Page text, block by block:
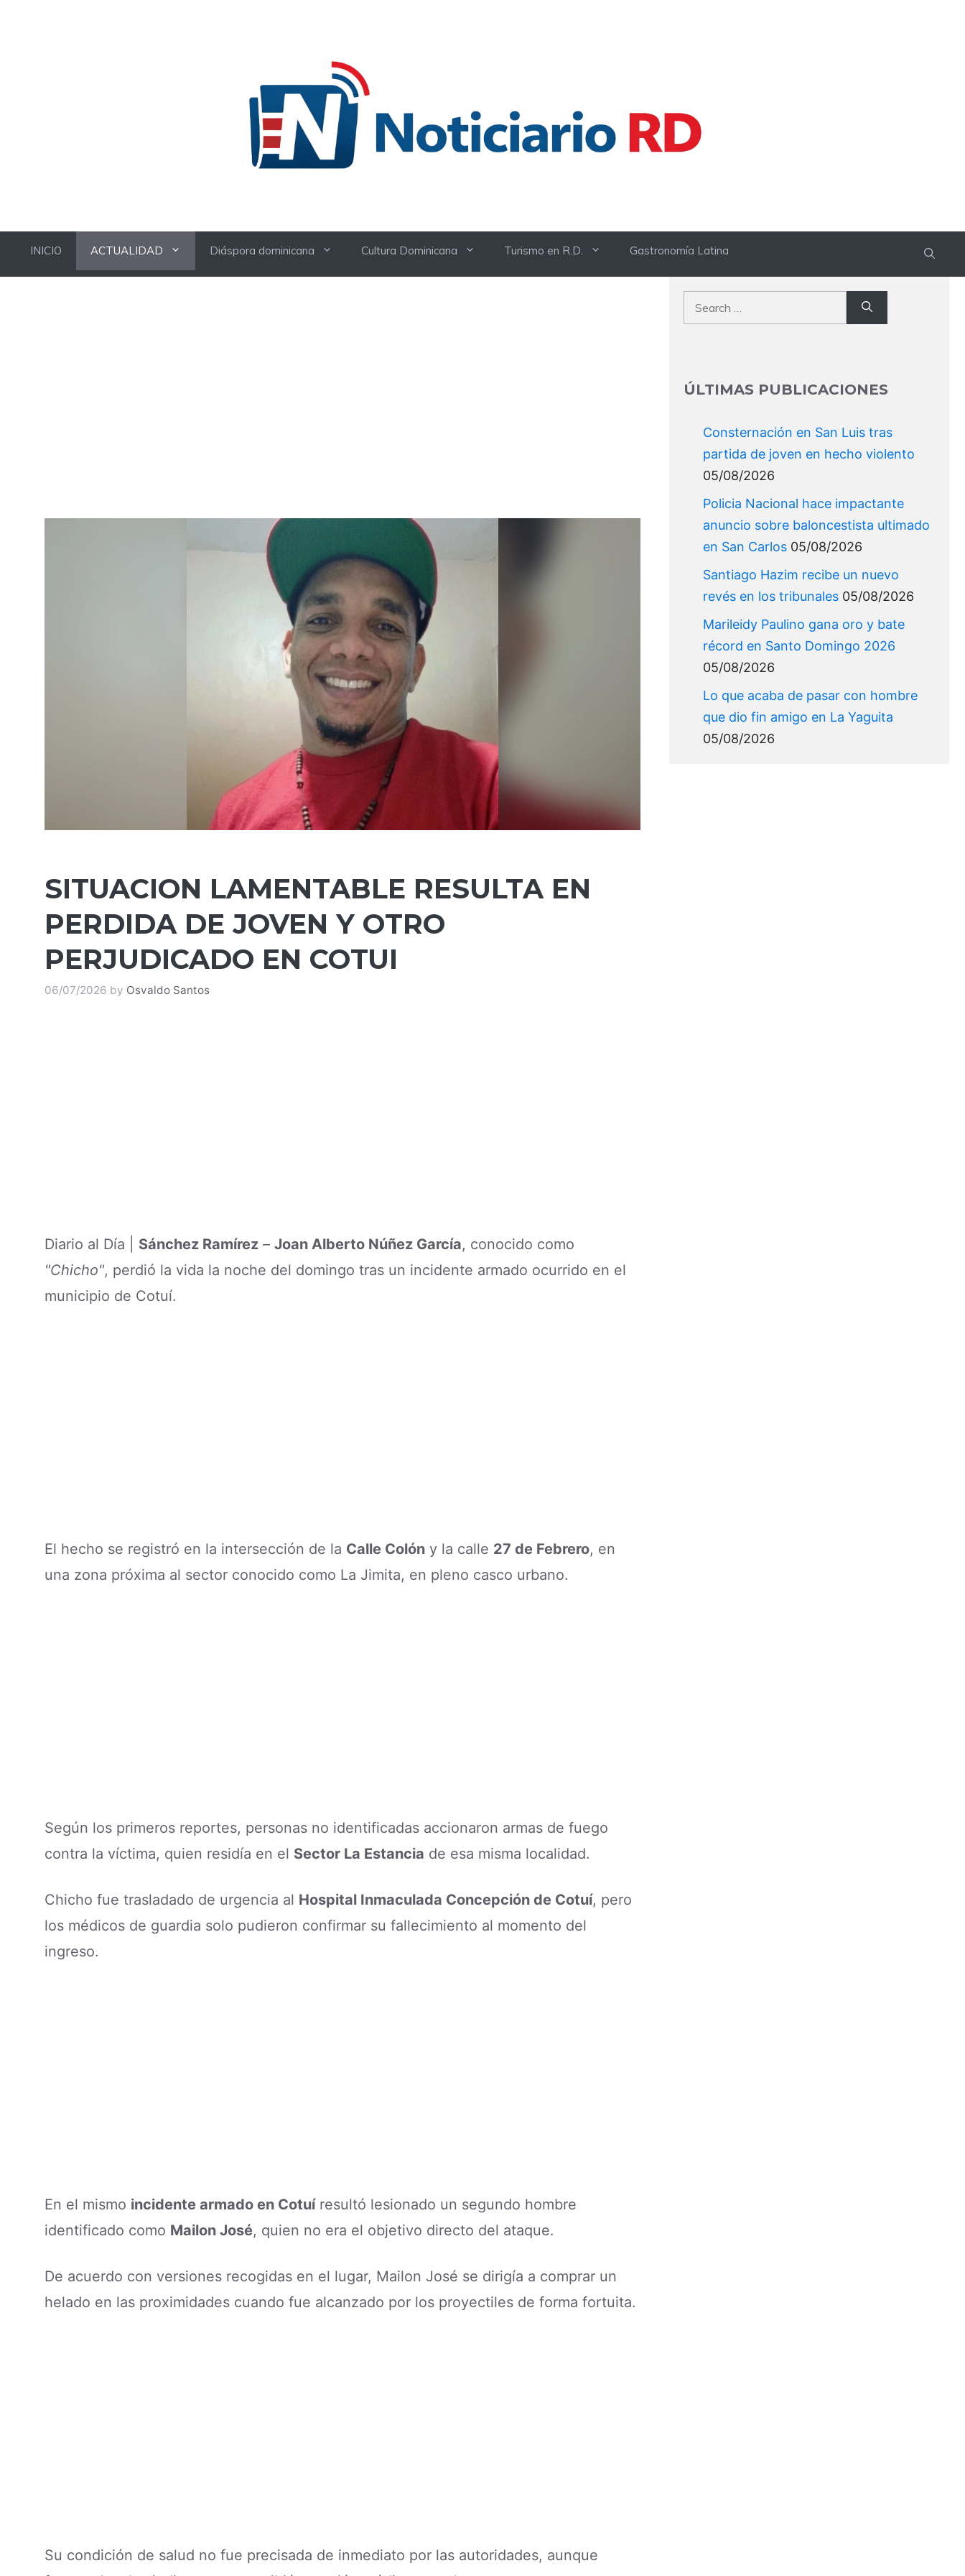
INICIO ACTUALIDAD Diáspora dominicana Cultura Dominicana Turismo en R.D. Gastronomía Latina
SITUACION LAMENTABLE RESULTA EN
PERDIDA DE JOVEN Y OTRO
PERJUDICADO EN COTUI
06/07/2026 by Osvaldo Santos
Diario al Día | Sánchez Ramírez – Joan Alberto Núñez García, conocido como
"Chicho", perdió la vida la noche del domingo tras un incidente armado ocurrido en el
municipio de Cotuí.
El hecho se registró en la intersección de la Calle Colón y la calle 27 de Febrero, en
una zona próxima al sector conocido como La Jimita, en pleno casco urbano.
Según los primeros reportes, personas no identificadas accionaron armas de fuego
contra la víctima, quien residía en el Sector La Estancia de esa misma localidad.
Chicho fue trasladado de urgencia al Hospital Inmaculada Concepción de Cotuí, pero
los médicos de guardia solo pudieron confirmar su fallecimiento al momento del
ingreso.
En el mismo incidente armado en Cotuíresultó lesionado un segundo hombre
identificado como Mailon José, quien no era el objetivo directo del ataque.
De acuerdo con versiones recogidas en el lugar, Mailon José se dirigía a comprar un
helado en las proximidades cuando fue alcanzado por los proyectiles de forma fortuita.
Su condición de salud no fue precisada de inmediato por las autoridades, aunque
Search
for:
ÚLTIMAS PUBLICACIONES
Consternación en San Luis tras
partida de joven en hecho violento
05/08/2026
Policia Nacional hace impactante
anuncio sobre baloncestista ultimado
en San Carlos 05/08/2026
Santiago Hazim recibe un nuevo
revés en los tribunales 05/08/2026
Marileidy Paulino gana oro y bate
récord en Santo Domingo 2026
05/08/2026
Lo que acaba de pasar con hombre
que dio fin amigo en La Yaguita
05/08/2026